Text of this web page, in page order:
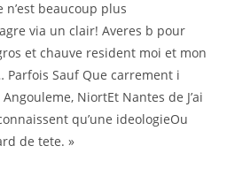
beaucoup plus
via un clair! Averes b pour
et chauve resident moi et mon
Sauf Que carrement i
NiortEt Nantes de J’ai
qu’une ideologieOu
de tete. »